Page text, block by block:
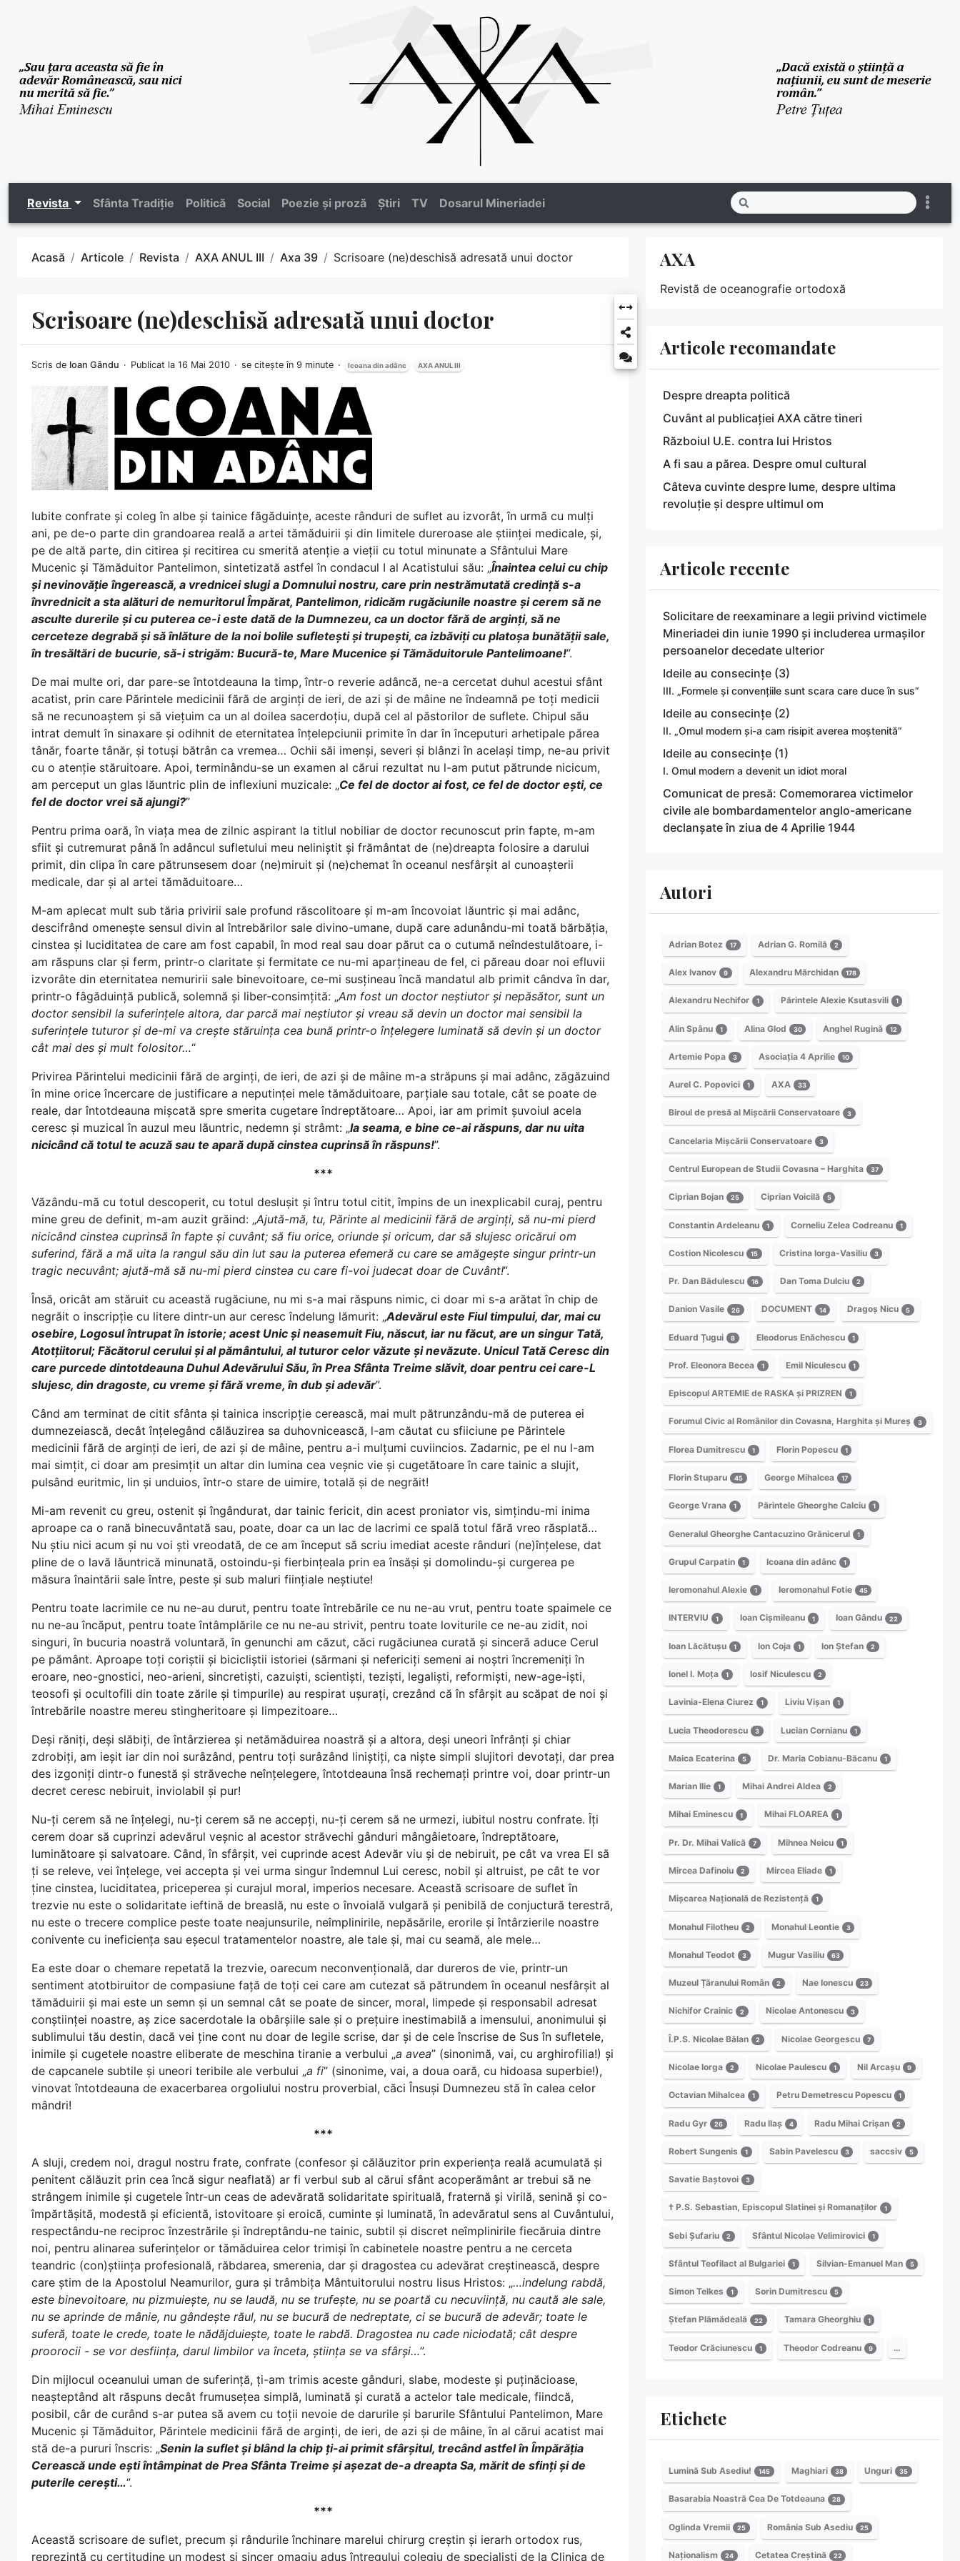
Revista Sfânta Tradiție Politică Social Poezie și proză Știri TV Dosarul Mineriadei
Acasă Articole Revista AXA ANUL III Axa 39 Scrisoare (ne)deschisă adresată unui doctor
Scrisoare (ne)deschisă adresată unui doctor
Scris de Ioan Gându Publicat la 16 Mai 2010 se citește în 9 minute Icoana din adânc AXA ANUL III
Iubite confrate și coleg în albe și tainice făgăduințe, aceste rânduri de suflet au izvorât, în urmă cu mulți
ani, pe de-o parte din grandoarea reală a artei tămăduirii și din limitele dureroase ale științei medicale, și,
pe de altă parte, din citirea și recitirea cu smerită atenție a vieții cu totul minunate a Sfântului Mare
Mucenic și Tămăduitor Pantelimon, sintetizată astfel în condacul I al Acatistului său: „Înaintea celui cu chip
și nevinovăție îngerească, a vrednicei slugi a Domnului nostru, care prin nestrămutată credință s-a
învrednicit a sta alături de nemuritorul Împărat, Pantelimon, ridicăm rugăciunile noastre și cerem să ne
asculte durerile și cu puterea ce-i este dată de la Dumnezeu, ca un doctor fără de arginți, să ne
cerceteze degrabă și să înlăture de la noi bolile sufletești și trupești, ca izbăviți cu platoșa bunătății sale,
în tresăltări de bucurie, să-i strigăm: Bucură-te, Mare Mucenice și Tămăduitorule Pantelimoane!”.
De mai multe ori, dar pare-se întotdeauna la timp, într-o reverie adâncă, ne-a cercetat duhul acestui sfânt
acatist, prin care Părintele medicinii fără de arginți de ieri, de azi și de mâine ne îndeamnă pe toți medicii
să ne recunoaștem și să viețuim ca un al doilea sacerdoțiu, după cel al păstorilor de suflete. Chipul său
intrat demult în sinaxare și odihnit de eternitatea înțelepciunii primite în dar în începuturi arhetipale părea
tânăr, foarte tânăr, și totuși bătrân ca vremea… Ochii săi imenși, severi și blânzi în același timp, ne-au privit
cu o atenție stăruitoare. Apoi, terminându-se un examen al cărui rezultat nu l-am putut pătrunde nicicum,
am perceput un glas lăuntric plin de inflexiuni muzicale: „Ce fel de doctor ai fost, ce fel de doctor ești, ce
fel de doctor vrei să ajungi?”
Pentru prima oară, în viața mea de zilnic aspirant la titlul nobiliar de doctor recunoscut prin fapte, m-am
sfiit și cutremurat până în adâncul sufletului meu neliniștit și frământat de (ne)dreapta folosire a darului
primit, din clipa în care pătrunsesem doar (ne)miruit și (ne)chemat în oceanul nesfârșit al cunoașterii
medicale, dar și al artei tămăduitoare…
M-am aplecat mult sub tăria privirii sale profund răscolitoare și m-am încovoiat lăuntric și mai adânc,
descifrând omenește sensul divin al întrebărilor sale divino-umane, după care adunându-mi toată bărbăția,
cinstea și luciditatea de care am fost capabil, în mod real sau doar părut ca o cutumă neîndestulătoare, i-
am răspuns clar și ferm, printr-o claritate și fermitate ce nu-mi aparțineau de fel, ci păreau doar noi efluvii
izvorâte din eternitatea nemuririi sale binevoitoare, ce-mi susțineau încă mandatul alb primit cândva în dar,
printr-o fâgăduință publică, solemnă și liber-consimțită: „Am fost un doctor neștiutor și nepăsător, sunt un
doctor sensibil la suferințele altora, dar parcă mai neștiutor și vreau să devin un doctor mai sensibil la
suferințele tuturor și de-mi va crește stăruința cea bună printr-o înțelegere luminată să devin și un doctor
cât mai des și mult folositor…“
Privirea Părintelui medicinii fără de arginți, de ieri, de azi și de mâine m-a străpuns și mai adânc, zăgăzuind
în mine orice încercare de justificare a neputinței mele tămăduitoare, parțiale sau totale, cât se poate de
reale, dar întotdeauna mișcată spre smerita cugetare îndreptătoare… Apoi, iar am primit șuvoiul acela
ceresc și muzical în auzul meu lăuntric, nedemn și strâmt: „Ia seama, e bine ce-ai răspuns, dar nu uita
nicicând că totul te acuză sau te apară după cinstea cuprinsă în răspuns!”.
***
Văzându-mă cu totul descoperit, cu totul deslușit și întru totul citit, împins de un inexplicabil curaj, pentru
mine greu de definit, m-am auzit grăind: „Ajută-mă, tu, Părinte al medicinii fără de arginți, să nu-mi pierd
nicicând cinstea cuprinsă în fapte și cuvânt; să fiu orice, oriunde și oricum, dar să slujesc oricărui om
suferind, fără a mă uita la rangul său din lut sau la puterea efemeră cu care se amăgește singur printr-un
tragic necuvânt; ajută-mă să nu-mi pierd cinstea cu care fi-voi judecat doar de Cuvânt!”.
Însă, oricât am stăruit cu această rugăciune, nu mi s-a mai răspuns nimic, ci doar mi s-a arătat în chip de
negrăit o inscripție cu litere dintr-un aur ceresc îndelung lămurit: „Adevărul este Fiul timpului, dar, mai cu
osebire, Logosul întrupat în istorie; acest Unic și neasemuit Fiu, născut, iar nu făcut, are un singur Tată,
Atotțiitorul; Făcătorul cerului și al pământului, al tuturor celor văzute și nevăzute. Unicul Tată Ceresc din
care purcede dintotdeauna Duhul Adevărului Său, în Prea Sfânta Treime slăvit, doar pentru cei care-L
slujesc, din dragoste, cu vreme și fără vreme, în dub și adevăr”.
Când am terminat de citit sfânta și tainica inscripție cerească, mai mult pătrunzându-mă de puterea ei
dumnezeiască, decât înțelegând călăuzirea sa duhovnicească, l-am căutat cu sfiiciune pe Părintele
medicinii fără de arginți de ieri, de azi și de mâine, pentru a-i mulțumi cuviincios. Zadarnic, pe el nu l-am
mai simțit, ci doar am presimțit un altar din lumina cea veșnic vie și cugetătoare în care tainic a slujit,
pulsând euritmic, lin și unduios, într-o stare de uimire, totală și de negrăit!
Mi-am revenit cu greu, ostenit și îngândurat, dar tainic fericit, din acest proniator vis, simțindu-mi inima
aproape ca o rană binecuvântată sau, poate, doar ca un lac de lacrimi ce spală totul fără vreo răsplată…
Nu știu nici acum și nu voi ști vreodată, de ce am început să scriu imediat aceste rânduri (ne)înțelese, dat
pline de o lavă lăuntrică minunată, ostoindu-și fierbințeala prin ea însăși și domolindu-și curgerea pe
măsura înaintării sale între, peste și sub maluri ființiale neștiute!
Pentru toate lacrimile ce nu ne-au durut, pentru toate întrebările ce nu ne-au vrut, pentru toate spaimele ce
nu ne-au încăput, pentru toate întâmplările ce nu ne-au strivit, pentru toate loviturile ce ne-au zidit, noi
singuri, în bucuria noastră voluntară, în genunchi am căzut, căci rugăciunea curată și sinceră aduce Cerul
pe pământ. Aproape toți coriștii și bicicliștii istoriei (sărmani și nefericiți semeni ai noștri încremeniți în
eroare, neo-gnostici, neo-arieni, sincretiști, cazuiști, scientiști, teziști, legaliști, reformiști, new-age-iști,
teosofi și ocultofili din toate zările și timpurile) au respirat ușurați, crezând că în sfârșit au scăpat de noi și
întrebările noastre mereu stingheritoare și limpezitoare…
Deși răniți, deși slăbiți, de întârzierea și netămăduirea noastră și a altora, deși uneori înfrânți și chiar
zdrobiți, am ieșit iar din noi surâzând, pentru toți surâzând liniștiți, ca niște simpli slujitori devotați, dar prea
des izgoniți dintr-o funestă și străveche neînțelegere, întotdeauna însă rechemați printre voi, doar printr-un
decret ceresc nebiruit, inviolabil și pur!
Nu-ți cerem să ne înțelegi, nu-ți cerem să ne accepți, nu-ți cerem să ne urmezi, iubitul nostru confrate. Îți
cerem doar să cuprinzi adevărul veșnic al acestor străvechi gânduri mângâietoare, îndreptătoare,
luminătoare și salvatoare. Când, în sfârșit, vei cuprinde acest Adevăr viu și de nebiruit, pe cât va vrea El să
ți se releve, vei înțelege, vei accepta și vei urma singur îndemnul Lui ceresc, nobil și altruist, pe cât te vor
ține cinstea, luciditatea, priceperea și curajul moral, imperios necesare. Această scrisoare de suflet în
trezvie nu este o solidaritate ieftină de breaslă, nu este o învoială vulgară și penibilă de conjuctură terestră,
nu este o trecere complice peste toate neajunsurile, neîmplinirile, nepăsările, erorile și întârzierile noastre
conivente cu ineficiența sau eșecul tratamentelor noastre, ale tale și, mai cu seamă, ale mele…
Ea este doar o chemare repetată la trezvie, oarecum neconvențională, dar dureros de vie, printr-un
sentiment atotbiruitor de compasiune față de toți cei care am cutezat să pătrundem în oceanul nesfârșit al
tămăduirii și mai este un semn și un semnal cât se poate de sincer, moral, limpede și responsabil adresat
conștiinței noastre, aș zice sacerdotale la obârșiile sale și o prețuire inestimabilă a imensului, anonimului și
sublimului tău destin, dacă vei ține cont nu doar de legile scrise, dar și de cele înscrise de Sus în sufletele,
inimile și cugetele noastre eliberate de meschina tiranie a verbului „a avea” (sinonimă, vai, cu arghirofilia!) și
de capcanele subtile și uneori teribile ale verbului „a fi” (sinonime, vai, a doua oară, cu hidoasa superbie!),
vinovat întotdeauna de exacerbarea orgoliului nostru proverbial, căci Însuși Dumnezeu stă în calea celor
mândri!
***
A sluji, credem noi, dragul nostru frate, confrate (confesor și călăuzitor prin experiența reală acumulată și
penitent călăuzit prin cea încă sigur neaflată) ar fi verbul sub al cărui sfânt acoperământ ar trebui să ne
strângem inimile și cugetele într-un ceas de adevărată solidaritate spirituală, fraternă și virilă, senină și co-
împărtășită, modestă și eficientă, istovitoare și eroică, cuminte și luminată, în adevăratul sens al Cuvântului,
respectându-ne reciproc înzestrările și îndreptându-ne tainic, subtil și discret neîmplinirile fiecăruia dintre
noi, pentru alinarea suferințelor or tămăduirea celor trimiși în cabinetele noastre pentru a ne cerceta
teandric (con)știința profesională, răbdarea, smerenia, dar și dragostea cu adevărat creștinească, despre
care știm de la Apostolul Neamurilor, gura și trâmbița Mântuitorului nostru Iisus Hristos: „…indelung rabdă,
este binevoitoare, nu pizmuiește, nu se laudă, nu se trufește, nu se poartă cu necuviință, nu caută ale sale,
nu se aprinde de mânie, nu gândește răul, nu se bucură de nedreptate, ci se bucură de adevăr; toate le
suferă, toate le crede, toate le nădăjduiește, toate le rabdă. Dragostea nu cade niciodată; cât despre
proorocii - se vor desființa, darul limbilor va înceta, știința se va sfârși…”.
Din mijlocul oceanului uman de suferință, ți-am trimis aceste gânduri, slabe, modeste și puținăcioase,
neașteptând alt răspuns decât frumusețea simplă, luminată și curată a actelor tale medicale, fiindcă,
posibil, câr de curând s-ar putea să avem cu toții nevoie de darurile și barurile Sfântului Pantelimon, Mare
Mucenic și Tămăduitor, Părintele medicinii fără de arginți, de ieri, de azi și de mâine, în al cărui acatist mai
stă de-a pururi înscris: „Senin la suflet și blând la chip ți-ai primit sfârșitul, trecând astfel în Împărăția
Cerească unde ești întâmpinat de Prea Sfânta Treime și așezat de-a dreapta Sa, mărit de sfinți și de
puterile cerești…”.
***
Această scrisoare de suflet, precum și rândurile închinare marelui chirurg creștin și ierarh ortodox rus,
reprezintă cu certitudine un modest și sincer omagiu adus întregului colegiu de specialiști de la Clinica de
AXA
Revistă de oceanografie ortodoxă
Articole recomandate
Despre dreapta politică
Cuvânt al publicației AXA către tineri
Războiul U.E. contra lui Hristos
A fi sau a părea. Despre omul cultural
Câteva cuvinte despre lume, despre ultima
revoluție și despre ultimul om
Articole recente
Solicitare de reexaminare a legii privind victimele
Mineriadei din iunie 1990 și includerea urmașilor
persoanelor decedate ulterior
Ideile au consecințe (3)
III. „Formele și convențiile sunt scara care duce în sus”
Ideile au consecințe (2)
II. „Omul modern și-a cam risipit averea moștenită”
Ideile au consecințe (1)
I. Omul modern a devenit un idiot moral
Comunicat de presă: Comemorarea victimelor
civile ale bombardamentelor anglo-americane
declanșate în ziua de 4 Aprilie 1944
Autori
Adrian Botez 17 Adrian G. Romilă 2
Alex Ivanov 9 Alexandru Mărchidan 178
Alexandru Nechifor 1 Părintele Alexie Ksutasvili 1
Alin Spânu 1 Alina Glod 30 Anghel Rugină 12
Artemie Popa 3 Asociația 4 Aprilie 10
Aurel C. Popovici 1 AXA 33
Biroul de presă al Mișcării Conservatoare 3
Cancelaria Mișcării Conservatoare 3
Centrul European de Studii Covasna – Harghita 37
Ciprian Bojan 25 Ciprian Voicilă 5
Constantin Ardeleanu 1 Corneliu Zelea Codreanu 1
Costion Nicolescu 15 Cristina Iorga-Vasiliu 3
Pr. Dan Bădulescu 16 Dan Toma Dulciu 2
Danion Vasile 26 DOCUMENT 14 Dragoș Nicu 5
Eduard Țugui 8 Eleodorus Enăchescu 1
Prof. Eleonora Becea 1 Emil Niculescu 1
Episcopul ARTEMIE de RASKA și PRIZREN 1
Forumul Civic al Românilor din Covasna, Harghita și Mureș 3
Florea Dumitrescu 1 Florin Popescu 1
Florin Stuparu 45 George Mihalcea 17
George Vrana 1 Părintele Gheorghe Calciu 1
Generalul Gheorghe Cantacuzino Grănicerul 1
Grupul Carpatin 1 Icoana din adânc 1
Ieromonahul Alexie 1 Ieromonahul Fotie 45
INTERVIU 1 Ioan Cișmileanu 1 Ioan Gându 22
Ioan Lăcătușu 1 Ion Coja 1 Ion Ștefan 2
Ionel I. Moța 1 Iosif Niculescu 2
Lavinia-Elena Ciurez 1 Liviu Vișan 1
Lucia Theodorescu 3 Lucian Cornianu 1
Maica Ecaterina 5 Dr. Maria Cobianu-Băcanu 1
Marian Ilie 1 Mihai Andrei Aldea 2
Mihai Eminescu 1 Mihai FLOAREA 1
Pr. Dr. Mihai Valică 7 Mihnea Neicu 1
Mircea Dafinoiu 2 Mircea Eliade 1
Mișcarea Națională de Rezistență 1
Monahul Filotheu 2 Monahul Leontie 3
Monahul Teodot 3 Mugur Vasiliu 63
Muzeul Țăranului Român 2 Nae Ionescu 23
Nichifor Crainic 2 Nicolae Antonescu 3
Î.P.S. Nicolae Bălan 2 Nicolae Georgescu 7
Nicolae Iorga 2 Nicolae Paulescu 1 Nil Arcașu 9
Octavian Mihalcea 1 Petru Demetrescu Popescu 1
Radu Gyr 26 Radu Ilaș 4 Radu Mihai Crișan 2
Robert Sungenis 1 Sabin Pavelescu 3 saccsiv 5
Savatie Baștovoi 3
† P.S. Sebastian, Episcopul Slatinei și Romanaților 1
Sebi Șufariu 2 Sfântul Nicolae Velimirovici 1
Sfântul Teofilact al Bulgariei 1 Silvian-Emanuel Man 5
Simon Telkes 1 Sorin Dumitrescu 5
Ștefan Plămădeală 22 Tamara Gheorghiu 1
Teodor Crăciunescu 1 Theodor Codreanu 9 …
Etichete
Lumină Sub Asediu! 145 Maghiari 38 Unguri 35
Basarabia Noastră Cea De Totdeauna 28
Oglinda Vremii 25 România Sub Asediu 25
Naționalism 24 Cetatea Creștină 22